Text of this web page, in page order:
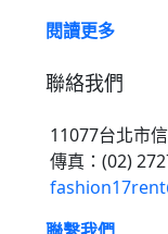
閱讀更多
聯絡我們
11077台北市
傳真：(02)